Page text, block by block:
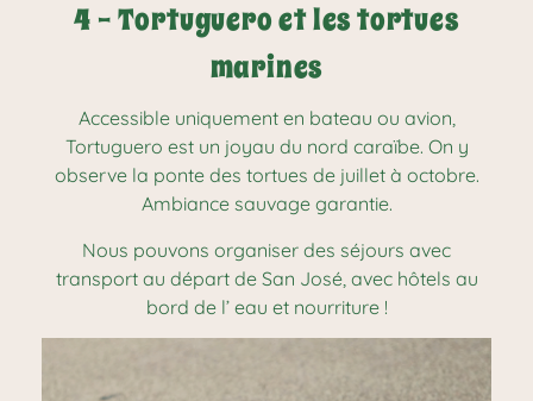
4 - Tortuguero et les tortues
marines
Accessible uniquement en bateau ou avion,
Tortuguero est un joyau du nord caraïbe. On y
observe la ponte des tortues de juillet à octobre.
Ambiance sauvage garantie.
Nous pouvons organiser des séjours avec
transport au départ de San José, avec hôtels au
bord de l’ eau et nourriture !